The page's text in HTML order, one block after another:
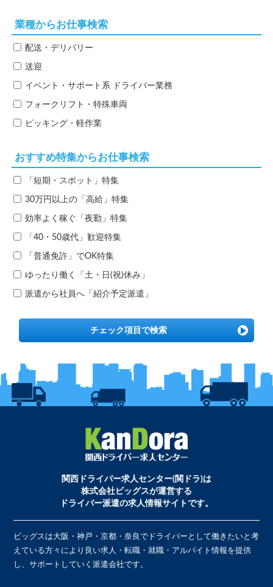
業種からお仕事検索
配送・デリバリー
送迎
イベント・サポート系 ドライバー業務
フォークリフト・特殊車両
ピッキング・軽作業
おすすめ特集からお仕事検索
「短期・スポット」特集
30万円以上の「高給」特集
効率よく稼ぐ「夜勤」特集
「40・50歳代」歓迎特集
「普通免許」でOK特集
ゆったり働く「土・日(祝)休み」
派遣から社員へ「紹介予定派遣」
チェック項目で検索
関西ドライバー求人センター(関ドラ)は
株式会社ビッグスが運営する
ドライバー派遣の求人情報サイトです。
ビッグスは大阪・神戸・京都・奈良でドライバーとして働きたいと考
えている方々により良い求人・転職・就職・アルバイト情報を提供
し、サポートしていく派遣会社です。